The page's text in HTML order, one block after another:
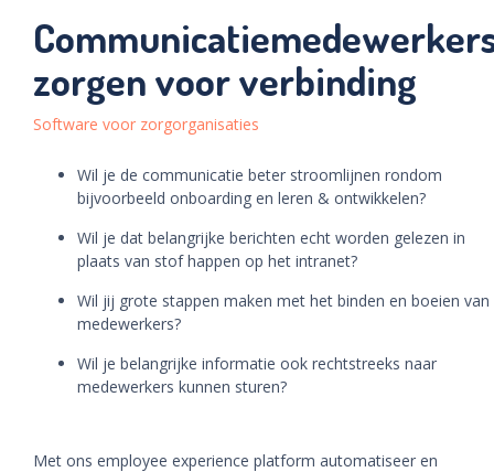
zorgen voor verbinding
Software voor zorgorganisaties
Wil je de communicatie beter stroomlijnen rondom
bijvoorbeeld onboarding en leren & ontwikkelen?
Wil je dat belangrijke berichten echt worden gelezen in
plaats van stof happen op het intranet?
Wil jij grote stappen maken met het binden en boeien van
medewerkers?
Wil je belangrijke informatie ook rechtstreeks naar
medewerkers kunnen sturen?
Met ons employee experience platform automatiseer en